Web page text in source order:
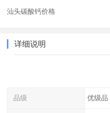
汕头碳酸钙价格
详细说明
品级 优级品